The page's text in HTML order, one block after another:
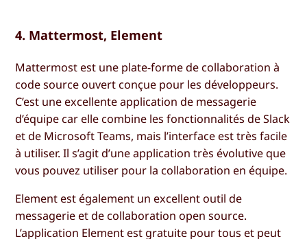
4. Mattermost, Element
Mattermost est une plate-forme de collaboration à
code source ouvert conçue pour les développeurs.
C’est une excellente application de messagerie
d’équipe car elle combine les fonctionnalités de Slack
et de Microsoft Teams, mais l’interface est très facile
à utiliser. Il s’agit d’une application très évolutive que
vous pouvez utiliser pour la collaboration en équipe.
Element est également un excellent outil de
messagerie et de collaboration open source.
L’application Element est gratuite pour tous et peut